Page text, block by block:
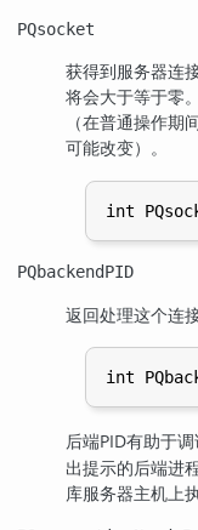
PQsocket
获得到服务器连
将会大于等于零
（在普通操作
可能改变）。
PQbackendPID
返回处理这个连
后端PID有助于
出提示的后端进
库服务器主机上